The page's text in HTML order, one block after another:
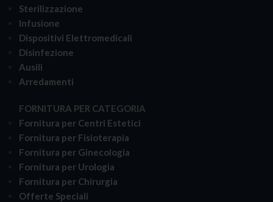
Sterilizzazione
Infusione
Dispositivi Elettromedicali
Disinfezione
Ausili
Arredamenti
FORNITURA PER CATEGORIA
Fornitura per Centri Estetici
Fornitura per Fisioterapia
Fornitura per Ginecologia
Fornitura per Urologia
Fornitura per Chirurgia
Offerte Speciali